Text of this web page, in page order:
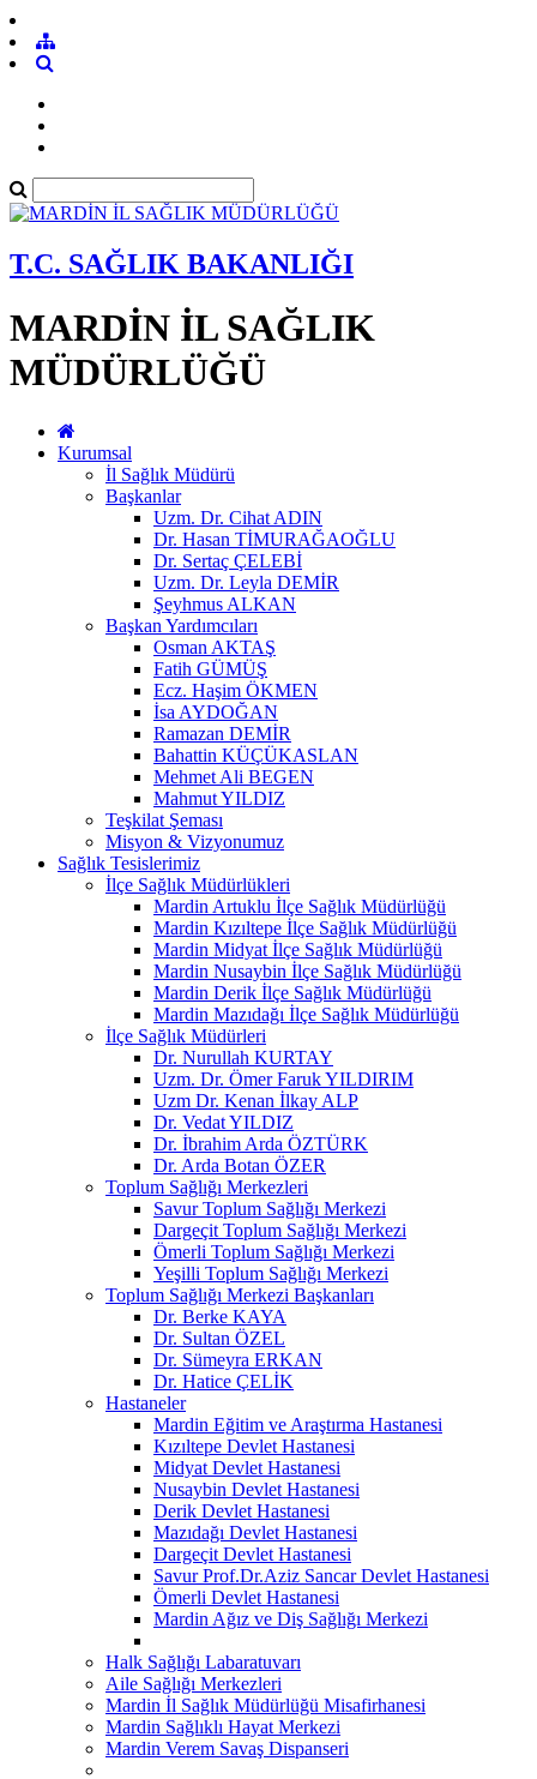
T.C. SAĞLIK BAKANLIĞI
MARDİN İL SAĞLIK
MÜDÜRLÜĞÜ
Kurumsal
İl Sağlık Müdürü
Başkanlar
Uzm. Dr. Cihat ADIN
Dr. Hasan TİMURAĞAOĞLU
Dr. Sertaç ÇELEBİ
Uzm. Dr. Leyla DEMİR
Şeyhmus ALKAN
Başkan Yardımcıları
Osman AKTAŞ
Fatih GÜMÜŞ
Ecz. Haşim ÖKMEN
İsa AYDOĞAN
Ramazan DEMİR
Bahattin KÜÇÜKASLAN
Mehmet Ali BEGEN
Mahmut YILDIZ
Teşkilat Şeması
Misyon & Vizyonumuz
Sağlık Tesislerimiz
İlçe Sağlık Müdürlükleri
Mardin Artuklu İlçe Sağlık Müdürlüğü
Mardin Kızıltepe İlçe Sağlık Müdürlüğü
Mardin Midyat İlçe Sağlık Müdürlüğü
Mardin Nusaybin İlçe Sağlık Müdürlüğü
Mardin Derik İlçe Sağlık Müdürlüğü
Mardin Mazıdağı İlçe Sağlık Müdürlüğü
İlçe Sağlık Müdürleri
Dr. Nurullah KURTAY
Uzm. Dr. Ömer Faruk YILDIRIM
Uzm Dr. Kenan İlkay ALP
Dr. Vedat YILDIZ
Dr. İbrahim Arda ÖZTÜRK
Dr. Arda Botan ÖZER
Toplum Sağlığı Merkezleri
Savur Toplum Sağlığı Merkezi
Dargeçit Toplum Sağlığı Merkezi
Ömerli Toplum Sağlığı Merkezi
Yeşilli Toplum Sağlığı Merkezi
Toplum Sağlığı Merkezi Başkanları
Dr. Berke KAYA
Dr. Sultan ÖZEL
Dr. Sümeyra ERKAN
Dr. Hatice ÇELİK
Hastaneler
Mardin Eğitim ve Araştırma Hastanesi
Kızıltepe Devlet Hastanesi
Midyat Devlet Hastanesi
Nusaybin Devlet Hastanesi
Derik Devlet Hastanesi
Mazıdağı Devlet Hastanesi
Dargeçit Devlet Hastanesi
Savur Prof.Dr.Aziz Sancar Devlet Hastanesi
Ömerli Devlet Hastanesi
Mardin Ağız ve Diş Sağlığı Merkezi
Halk Sağlığı Labaratuvarı
Aile Sağlığı Merkezleri
Mardin İl Sağlık Müdürlüğü Misafirhanesi
Mardin Sağlıklı Hayat Merkezi
Mardin Verem Savaş Dispanseri